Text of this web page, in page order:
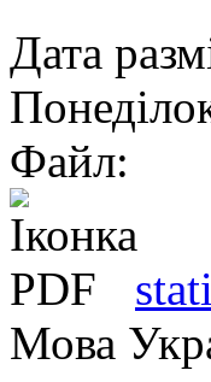
Дата
Файл:
Мова